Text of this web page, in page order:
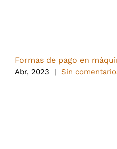
Formas de pago en
Abr, 2023 | Sin